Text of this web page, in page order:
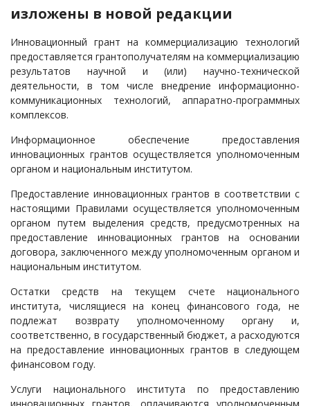
изложены в новой редакции
Инновационный грант на коммерциализацию технологий
предоставляется грантополучателям на коммерциализацию
результатов научной и (или) научно-технической
деятельности, в том числе внедрение информационно-
коммуникационных технологий, аппаратно-программных
комплексов.
Информационное обеспечение предоставления
инновационных грантов осуществляется уполномоченным
органом и национальным институтом.
Предоставление инновационных грантов в соответствии с
настоящими Правилами осуществляется уполномоченным
органом путем выделения средств, предусмотренных на
предоставление инновационных грантов на основании
договора, заключенного между уполномоченным органом и
национальным институтом.
Остатки средств на текущем счете национального
института, числящиеся на конец финансового года, не
подлежат возврату уполномоченному органу и,
соответственно, в государственный бюджет, а расходуются
на предоставление инновационных грантов в следующем
финансовом году.
Услуги национального института по предоставлению